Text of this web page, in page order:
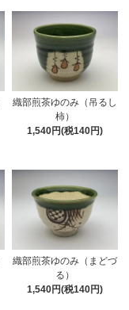
織部煎茶ゆのみ（吊るし
柿）
1,540円(税140円)
織部煎茶ゆのみ（まどづ
る）
1,540円(税140円)